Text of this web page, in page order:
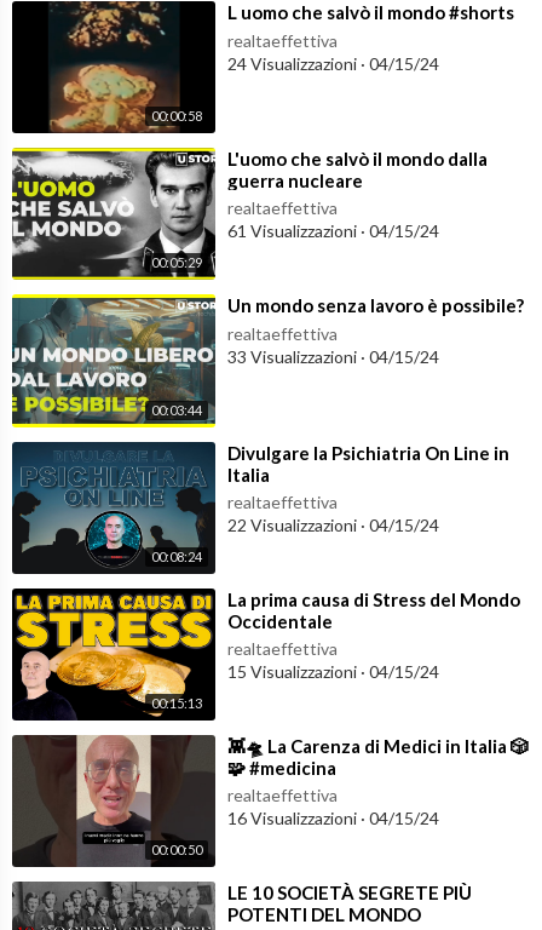
00:00:58
⁣L uomo che salvò il mondo #shorts
realtaeffettiva
24 Visualizzazioni · 04/15/24
00:05:29
⁣L'uomo che salvò il mondo dalla
guerra nucleare
realtaeffettiva
61 Visualizzazioni · 04/15/24
00:03:44
⁣Un mondo senza lavoro è possibile?
realtaeffettiva
33 Visualizzazioni · 04/15/24
00:08:24
⁣Divulgare la Psichiatria On Line in
Italia
realtaeffettiva
22 Visualizzazioni · 04/15/24
00:15:13
⁣La prima causa di Stress del Mondo
Occidentale
realtaeffettiva
15 Visualizzazioni · 04/15/24
00:00:50
⁣👾🛸 La Carenza di Medici in Italia 🎲
🧩 #medicina
realtaeffettiva
16 Visualizzazioni · 04/15/24
⁣LE 10 SOCIETÀ SEGRETE PIÙ
POTENTI DEL MONDO